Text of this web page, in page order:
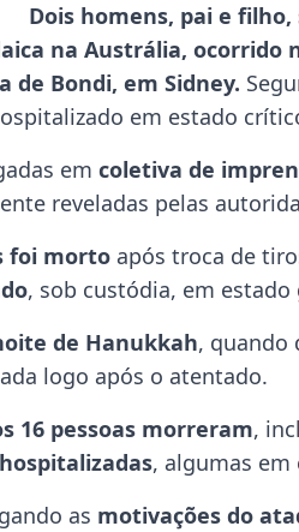
Dois homens, pai e
na Austrália, ocorrido
de Bondi, em Sidney.
em estado
em coletiva de
reveladas pelas
foi morto após troca de
, sob custódia, em estado
de Hanukkah, quando
logo após o atentado.
16 pessoas morreram,
, algumas em
as motivações do